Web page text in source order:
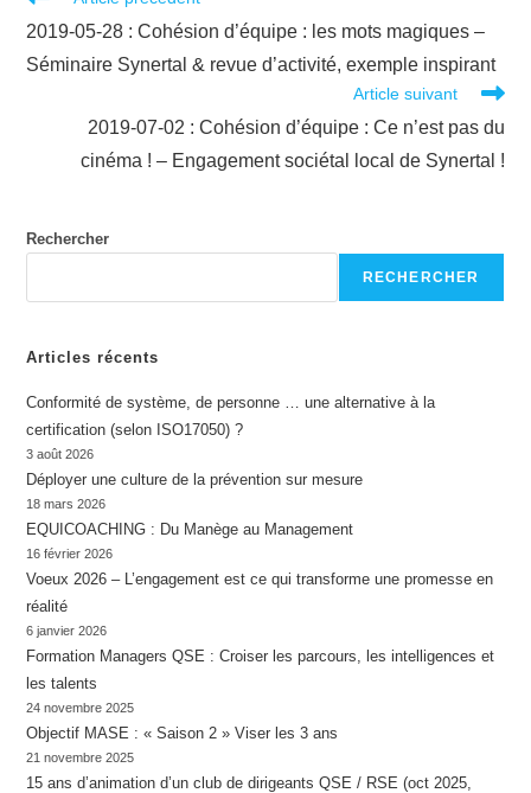
articles
2019-05-28 : Cohésion d’équipe : les mots magiques –
Séminaire Synertal & revue d’activité, exemple inspirant
Article suivant
2019-07-02 : Cohésion d’équipe : Ce n’est pas du
cinéma ! – Engagement sociétal local de Synertal !
Rechercher
RECHERCHER
Articles récents
Conformité de système, de personne … une alternative à la
certification (selon ISO17050) ?
3 août 2026
Déployer une culture de la prévention sur mesure
18 mars 2026
EQUICOACHING : Du Manège au Management
16 février 2026
Voeux 2026 – L’engagement est ce qui transforme une promesse en
réalité
6 janvier 2026
Formation Managers QSE : Croiser les parcours, les intelligences et
les talents
24 novembre 2025
Objectif MASE : « Saison 2 » Viser les 3 ans
21 novembre 2025
15 ans d’animation d’un club de dirigeants QSE / RSE (oct 2025,